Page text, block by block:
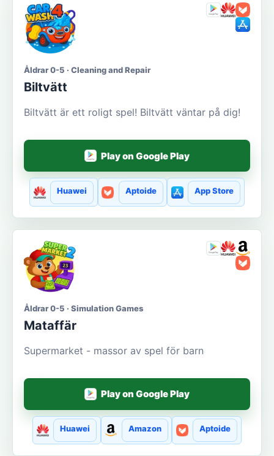
Åldrar 0-5 · Cleaning and Repair
Biltvätt
Biltvätt är ett roligt spel! Biltvätt väntar på dig!
Play on Google Play
Huawei Aptoide App Store
Åldrar 0-5 · Simulation Games
Mataffär
Supermarket - massor av spel för barn
Play on Google Play
Huawei Amazon Aptoide